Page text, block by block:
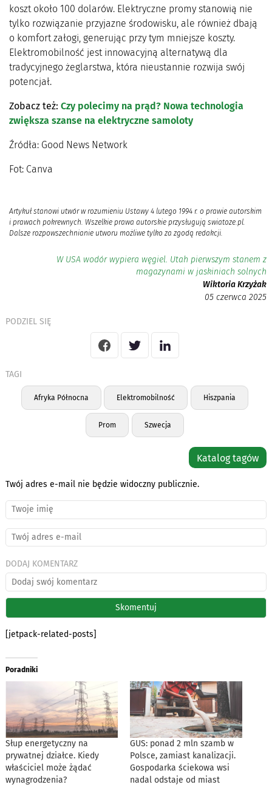
koszt około 100 dolarów. Elektryczne promy stanowią nie
tylko rozwiązanie przyjazne środowisku, ale również dbają
o komfort załogi, generując przy tym mniejsze koszty.
Elektromobilność jest innowacyjną alternatywą dla
tradycyjnego żeglarstwa, która nieustannie rozwija swój
potencjał.
Zobacz też: Czy polecimy na prąd? Nowa technologia
zwiększa szanse na elektryczne samoloty
Źródła: Good News Network
Fot: Canva
Artykuł stanowi utwór w rozumieniu Ustawy 4 lutego 1994 r. o prawie autorskim
i prawach pokrewnych. Wszelkie prawa autorskie przysługują swiatoze.pl.
Dalsze rozpowszechnianie utworu możliwe tylko za zgodą redakcji.
W USA wodór wypiera węgiel. Utah pierwszym stanem z
magazynami w jaskiniach solnych
Wiktoria Krzyżak
05 czerwca 2025
PODZIEL SIĘ
TAGI
Afryka Północna Elektromobilność Hiszpania
Prom Szwecja
Katalog tagów
Twój adres e-mail nie będzie widoczny publicznie.
DODAJ KOMENTARZ
[jetpack-related-posts]
Poradniki
Słup energetyczny na
prywatnej działce. Kiedy
właściciel może żądać
wynagrodzenia?
GUS: ponad 2 mln szamb w
Polsce, zamiast kanalizacji.
Gospodarka ściekowa wsi
nadal odstaje od miast